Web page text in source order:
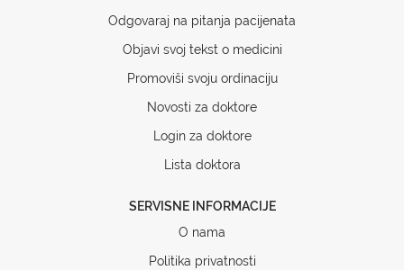
Odgovaraj na pitanja pacijenata
Objavi svoj tekst o medicini
Promoviši svoju ordinaciju
Novosti za doktore
Login za doktore
Lista doktora
SERVISNE INFORMACIJE
O nama
Politika privatnosti